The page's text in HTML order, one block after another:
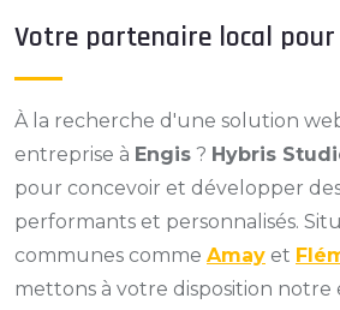
Votre partenaire local
À la recherche d'une solution
entreprise à Engis ? Hybris
pour concevoir et développer
performants et personnalisés.
communes comme Amay et
mettons à votre disposition notre